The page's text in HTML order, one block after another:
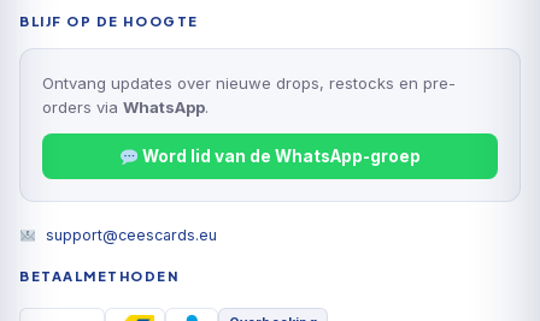
BLIJF OP DE HOOGTE
Ontvang updates over nieuwe drops, restocks en pre-
orders via WhatsApp.
Word lid van de WhatsApp-groep
support@ceescards.eu
BETAALMETHODEN